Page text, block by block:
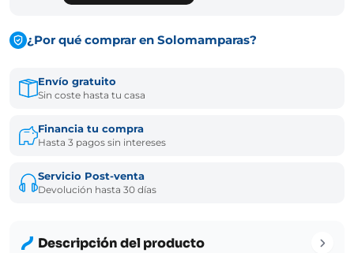
¿Por qué comprar en Solomamparas?
Envío gratuito
Sin coste hasta tu casa
Financia tu compra
Hasta 3 pagos sin intereses
Servicio Post-venta
Devolución hasta 30 días
Descripción del producto